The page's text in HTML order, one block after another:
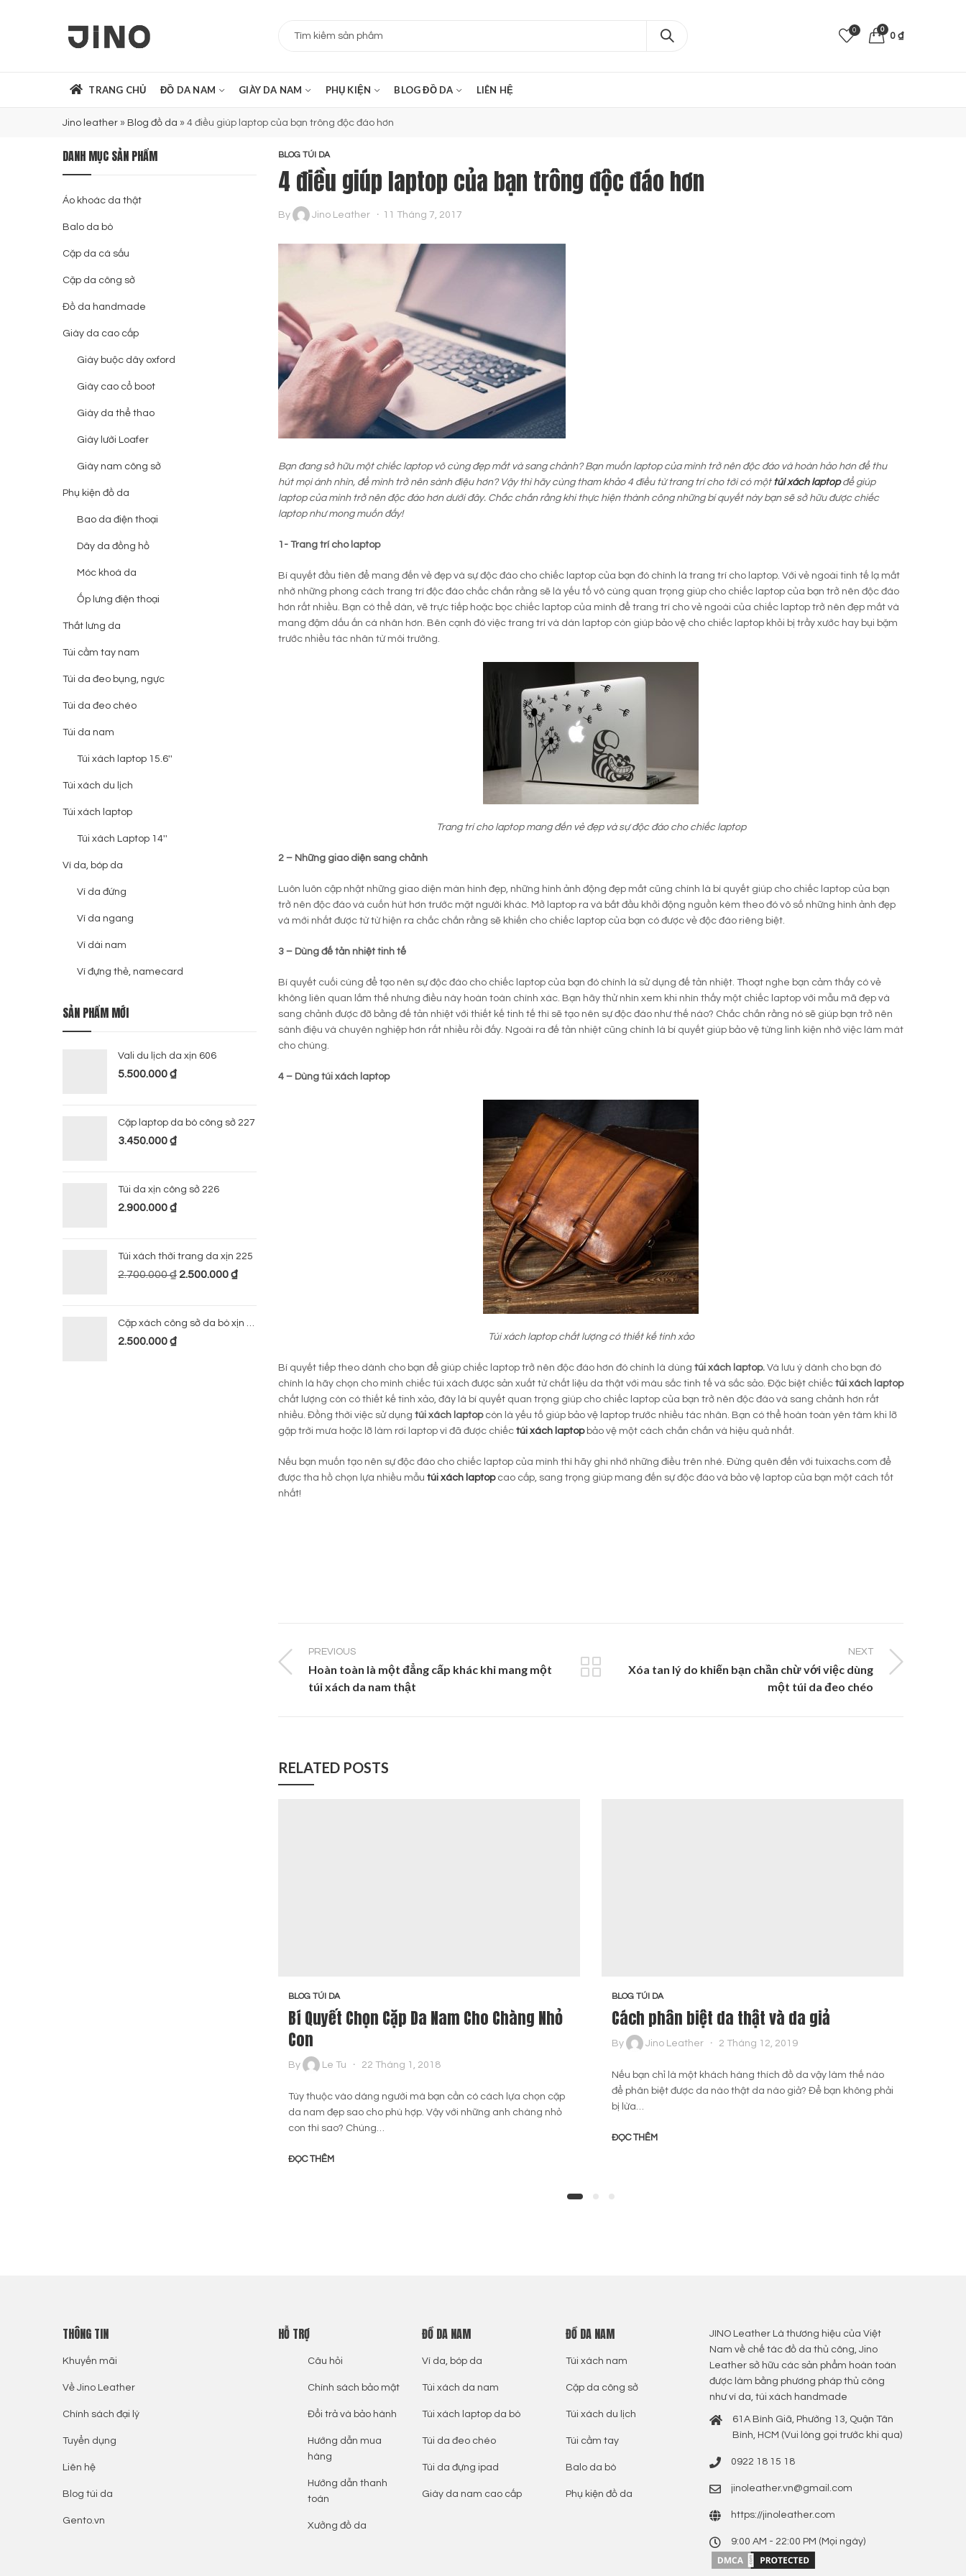
0 0
0 ₫
TRANG CHỦ ĐỒ DA NAM GIÀY DA NAM PHỤ KIỆN BLOG ĐỒ DA LIÊN HỆ
Jino leather » Blog đồ da » 4 điều giúp laptop của bạn trông độc đáo hơn
BLOG TÚI DA
4 điều giúp laptop của bạn trông độc đáo hơn
By Jino Leather 11 Tháng 7, 2017
Bạn đang sở hữu một chiếc laptop vô cùng đẹp mắt và sang chảnh? Bạn muốn laptop của mình trở nên độc đáo và hoàn hảo hơn để thu
hút mọi ánh nhìn, để mình trở nên sành điệu hơn? Vậy thì hãy cùng tham khảo 4 điều từ trang trí cho tới có một túi xách laptopđể giúp
laptop của mình trở nên độc đáo hơn dưới đây. Chắc chắn rằng khi thực hiện thành công những bí quyết này bạn sẽ sở hữu được chiếc
laptop như mong muốn đấy!
1- Trang trí cho laptop
Bí quyết đầu tiên để mang đến vẻ đẹp và sự độc đáo cho chiếc laptop của bạn đó chính là trang trí cho laptop. Với vẻ ngoài tinh tế lạ mắt
nhờ những phong cách trang trí độc đáo chắc chắn rằng sẽ là yếu tố vô cùng quan trọng giúp cho chiếc laptop của bạn trở nên độc đáo
hơn rất nhiều. Bạn có thể dán, vẽ trực tiếp hoặc bọc chiếc laptop của mình để trang trí cho vẻ ngoài của chiếc laptop trở nên đẹp mắt và
mang đậm dấu ấn cá nhân hơn. Bên cạnh đó việc trang trí và dán laptop còn giúp bảo vệ cho chiếc laptop khỏi bị trầy xước hay bụi bặm
trước nhiều tác nhân từ môi trường.
Trang trí cho laptop mang đến vẻ đẹp và sự độc đáo cho chiếc laptop
2 – Những giao diện sang chảnh
Luôn luôn cập nhật những giao diện màn hình đẹp, những hình ảnh động đẹp mắt cũng chính là bí quyết giúp cho chiếc laptop của bạn
trở nên độc đáo và cuốn hút hơn trước mặt người khác. Mở laptop ra và bắt đầu khởi động nguồn kèm theo đó vô số những hình ảnh đẹp
và mới nhất được từ từ hiện ra chắc chắn rằng sẽ khiến cho chiếc laptop của bạn có được vẻ độc đáo riêng biệt.
3 – Dùng đế tản nhiệt tinh tế
Bí quyết cuối cùng để tạo nên sự độc đáo cho chiếc laptop của bạn đó chính là sử dụng đế tản nhiệt. Thoạt nghe bạn cảm thấy có vẻ
không liên quan lắm thế nhưng điều này hoàn toàn chính xác. Bạn hãy thử nhìn xem khi nhìn thấy một chiếc laptop với mẫu mã đẹp và
sang chảnh được đỡ bằng đế tản nhiệt với thiết kế tinh tế thì sẽ tạo nên sự độc đáo như thế nào? Chắc chắn rằng nó sẽ giúp bạn trở nên
sành điệu và chuyên nghiệp hơn rất nhiều rồi đấy. Ngoài ra đế tản nhiệt cũng chính là bí quyết giúp bảo vệ từng linh kiện nhờ việc làm mát
cho chúng.
4 – Dùng túi xách laptop
Túi xách laptop chất lượng có thiết kế tinh xảo
Bí quyết tiếp theo dành cho bạn để giúp chiếc laptop trở nên độc đáo hơn đó chính là dùng túi xách laptop. Và lưu ý dành cho bạn đó
chính là hãy chọn cho mình chiếc túi xách được sản xuất từ chất liệu da thật với màu sắc tinh tế và sắc sảo. Đặc biệt chiếc túi xách laptop
chất lượng còn có thiết kế tinh xảo, đây là bí quyết quan trọng giúp cho chiếc laptop của bạn trở nên độc đáo và sang chảnh hơn rất
nhiều. Đồng thời việc sử dụng túi xách laptop còn là yếu tố giúp bảo vệ laptop trước nhiều tác nhân. Bạn có thể hoàn toàn yên tâm khi lỡ
gặp trời mưa hoặc lỡ làm rơi laptop vì đã được chiếc túi xách laptop bảo vệ một cách chắn chắn và hiệu quả nhất.
Nếu bạn muốn tạo nên sự độc đáo cho chiếc laptop của mình thì hãy ghi nhớ những điều trên nhé. Đừng quên đến với tuixachs.com để
được tha hồ chọn lựa nhiều mẫu túi xách laptop cao cấp, sang trọng giúp mang đến sự độc đáo và bảo vệ laptop của bạn một cách tốt
nhất!
PREVIOUS
Hoàn toàn là một đẳng cấp khác khi mang một
túi xách da nam thật
NEXT
Xóa tan lý do khiến bạn chần chừ với việc dùng
một túi da đeo chéo
RELATED POSTS
BLOG TÚI DA
Bí Quyết Chọn Cặp Da Nam Cho Chàng Nhỏ
Con
By Le Tu 22 Tháng 1, 2018
Tùy thuộc vào dáng người mà bạn cần có cách lựa chọn cặp
da nam đẹp sao cho phù hợp. Vậy với những anh chàng nhỏ
con thì sao? Chúng…
ĐỌC THÊM
BLOG TÚI DA
Cách phân biệt da thật và da giả
By Jino Leather 2 Tháng 12, 2019
Nếu bạn chỉ là một khách hàng thích đồ da vậy làm thế nào
để phân biệt được da nào thật da nào giả? Để bạn không phải
bị lừa…
ĐỌC THÊM
DANH MỤC SẢN PHẨM
Áo khoác da thật
Balo da bò
Cặp da cá sấu
Cặp da công sở
Đồ da handmade
Giày da cao cấp
Giày buộc dây oxford
Giày cao cổ boot
Giày da thể thao
Giày lười Loafer
Giày nam công sở
Phụ kiện đồ da
Bao da điện thoại
Dây da đồng hồ
Móc khoá da
Ốp lưng điện thoại
Thắt lưng da
Túi cầm tay nam
Túi da đeo bụng, ngực
Túi da đeo chéo
Túi da nam
Túi xách laptop 15.6''
Túi xách du lịch
Túi xách laptop
Túi xách Laptop 14''
Ví da, bóp da
Ví da đứng
Ví da ngang
Ví dài nam
Ví đựng thẻ, namecard
SẢN PHẨM MỚI
Vali du lịch da xịn 606
5.500.000₫
Cặp laptop da bò công sở 227
3.450.000₫
Túi da xịn công sở 226
2.900.000₫
Túi xách thời trang da xịn 225
2.700.000₫ 2.500.000₫
Cặp xách công sở da bò xịn 224
2.500.000₫
THÔNG TIN
Khuyến mãi
Về Jino Leather
Chính sách đại lý
Tuyển dụng
Liên hệ
Blog túi da
Gento.vn
HỖ TRỢ
Câu hỏi
Chính sách bảo mật
Đổi trả và bảo hành
Hướng dẫn mua
hàng
Hướng dẫn thanh
toán
Xưởng đồ da
ĐỒ DA NAM
Ví da, bóp da
Túi xách da nam
Túi xách laptop da bò
Túi da đeo chéo
Túi da đựng ipad
Giày da nam cao cấp
ĐỒ DA NAM
Túi xách nam
Cặp da công sở
Túi xách du lịch
Túi cầm tay
Balo da bò
Phụ kiện đồ da
JINO Leather Là thương hiệu của Việt
Nam về chế tác đồ da thủ công, Jino
Leather sở hữu các sản phẩm hoàn toàn
được làm bằng phương pháp thủ công
như ví da, túi xách handmade
61A Bình Giã, Phường 13, Quận Tân
Bình, HCM (Vui lòng gọi trước khi qua)
0922 18 15 18
jinoleather.vn@gmail.com
https://jinoleather.com
9:00 AM - 22:00 PM (Mọi ngày)